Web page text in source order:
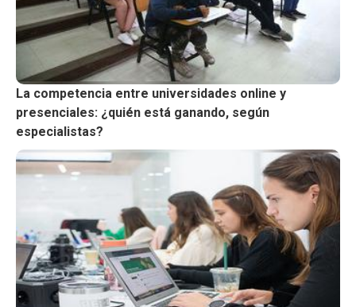
La competencia entre universidades online y
presenciales: ¿quién está ganando, según
especialistas?